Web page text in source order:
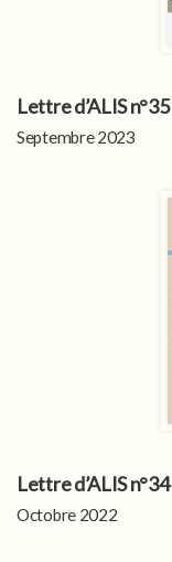
Lettre d’ALIS n°35
Septembre 2023
Lettre d’ALIS n°34
Octobre 2022